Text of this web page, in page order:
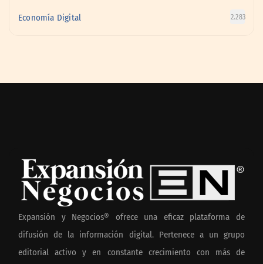
Economía Digital 2.283
Expansión y Negocios® ofrece una eficaz plataforma de
difusión de la información digital. Pertenece a un grupo
editorial activo y en constante crecimiento con más de